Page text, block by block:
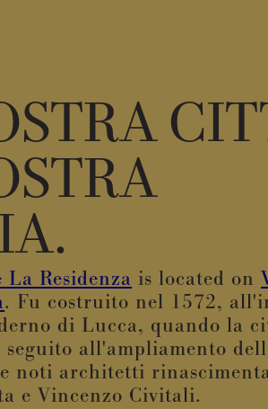
Residenza is located on
. Fu costruito nel 1572,
di Lucca, quando la
all'ampliamento
noti architetti
e Vincenzo Civitali.